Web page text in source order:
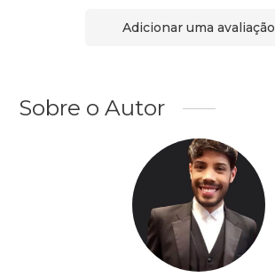
Adicionar uma avaliação
Sobre o Autor